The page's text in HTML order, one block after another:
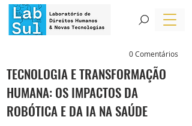
0 Comentários
TECNOLOGIA E TRANSFORMAÇÃO
HUMANA: OS IMPACTOS DA
ROBÓTICA E DA IA NA SAÚDE